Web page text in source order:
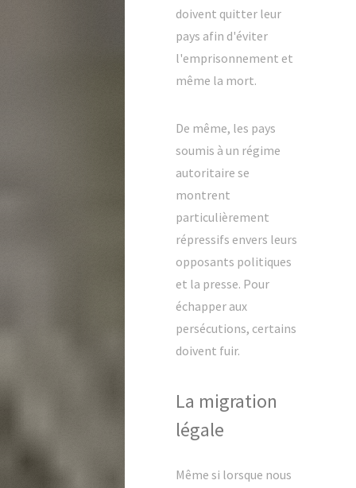
doivent quitter leur
pays afin d'éviter
l'emprisonnement et
même la mort.
De même, les pays
soumis à un régime
autoritaire se
montrent
particulièrement
répressifs envers leurs
opposants politiques
et la presse. Pour
échapper aux
persécutions, certains
doivent fuir.
La migration
légale
Même si lorsque nous